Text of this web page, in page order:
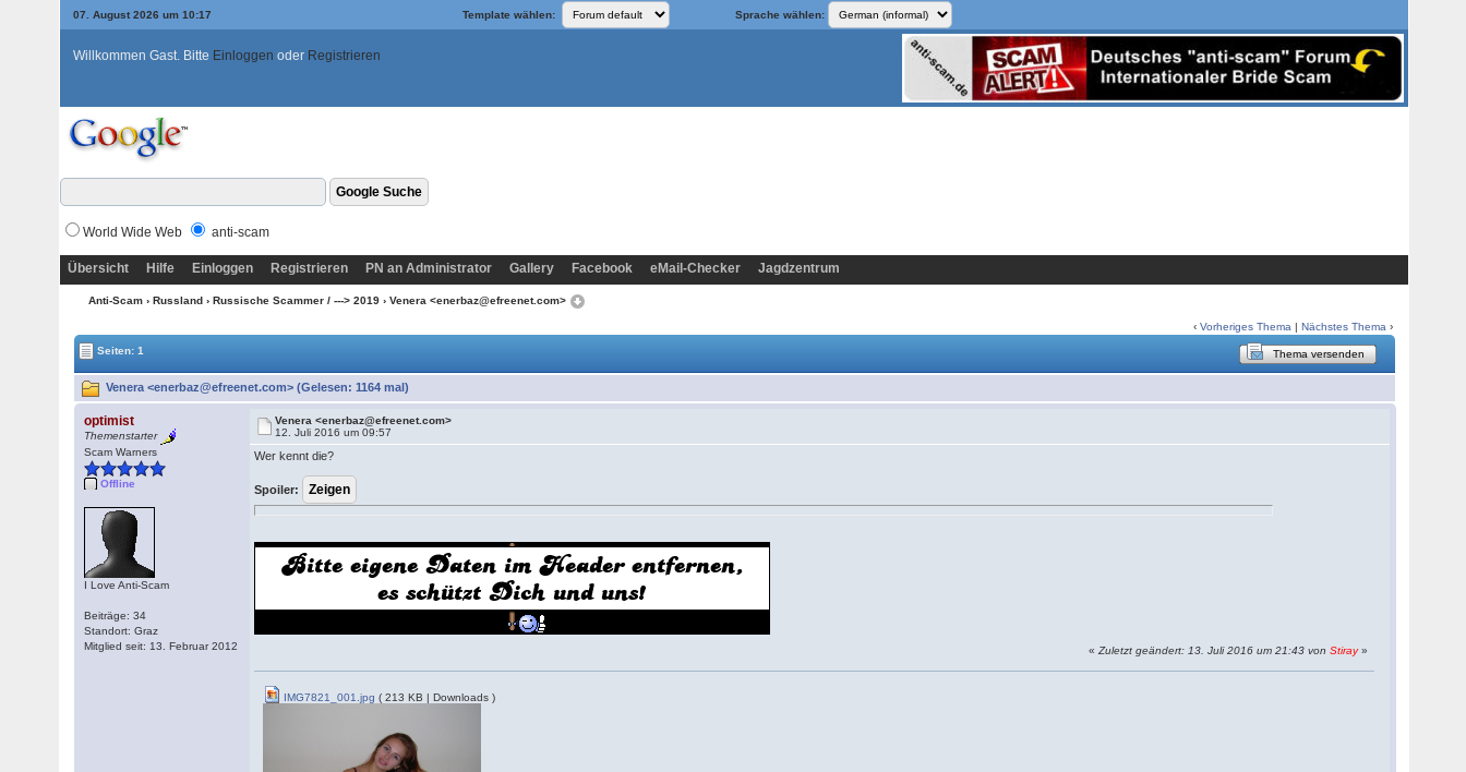
07. August 2026 um 10:17 Template wählen: Sprache wählen:
Willkommen Gast. Bitte Einloggen oder Registrieren
World Wide Web anti-scam
Übersicht Hilfe Einloggen Registrieren PN an Administrator Gallery Facebook eMail-Checker Jagdzentrum
Anti-Scam › Russland › Russische Scammer / ---> 2019 › Venera <enerbaz@efreenet.com>
‹Vorheriges Thema |Nächstes Thema ›
Seiten: 1
Thema versenden
Venera <enerbaz@efreenet.com> (Gelesen: 1164 mal)
optimist
Themenstarter
Scam Warners
Offline
I Love Anti-Scam
Beiträge: 34
Standort: Graz
Mitglied seit: 13. Februar 2012
Venera <enerbaz@efreenet.com>
12. Juli 2016 um 09:57
Wer kennt die?
Spoiler:
«Zuletzt geändert: 13. Juli 2016 um 21:43 vonStiray»
IMG7821_001.jpg ( 213 KB | Downloads )